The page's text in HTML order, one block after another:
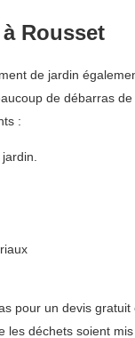
Rousset
de jardin
de débarras
:
pour un devis
les déchets soient